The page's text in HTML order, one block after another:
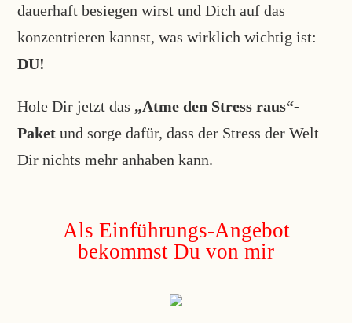
dauerhaft besiegen wirst und Dich auf das
konzentrieren kannst, was wirklich wichtig ist:
DU!
Hole Dir jetzt das „Atme den Stress raus“-
Paket und sorge dafür, dass der Stress der Welt
Dir nichts mehr anhaben kann.
Als Einführungs-Angebot
bekommst Du von mir